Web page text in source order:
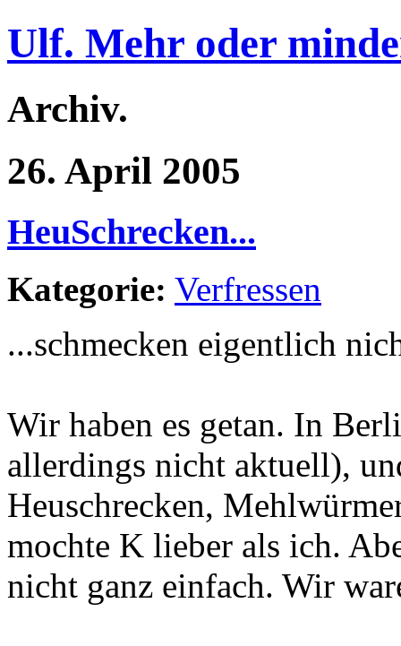
Ulf. Mehr oder
Archiv.
26. April 2005
HeuSchrecken...
Kategorie: Verfressen
...schmecken eigentlich
Wir haben es getan. In
allerdings nicht aktuell),
Heuschrecken,
mochte K lieber als ich.
nicht ganz einfach. Wir